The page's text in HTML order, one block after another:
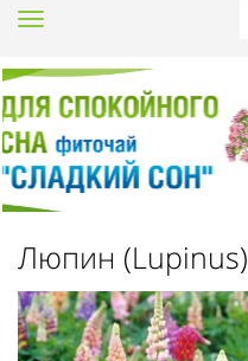
Toggle
Люпин (Lupinus)